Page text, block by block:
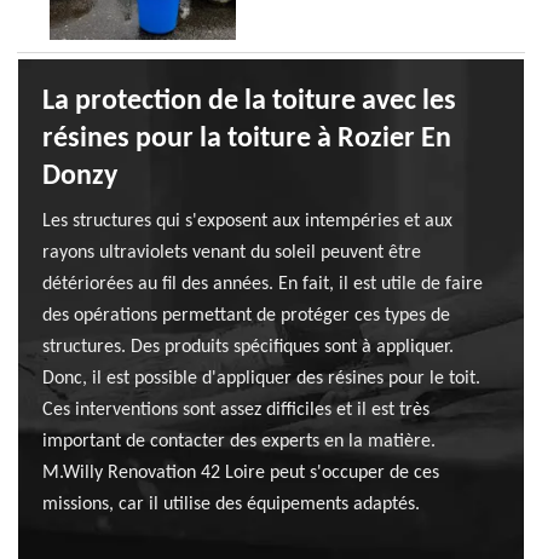
La protection de la toiture avec les
résines pour la toiture à Rozier En
Donzy
Les structures qui s'exposent aux intempéries et aux
rayons ultraviolets venant du soleil peuvent être
détériorées au fil des années. En fait, il est utile de faire
des opérations permettant de protéger ces types de
structures. Des produits spécifiques sont à appliquer.
Donc, il est possible d'appliquer des résines pour le toit.
Ces interventions sont assez difficiles et il est très
important de contacter des experts en la matière.
M.Willy Renovation 42 Loire peut s'occuper de ces
missions, car il utilise des équipements adaptés.